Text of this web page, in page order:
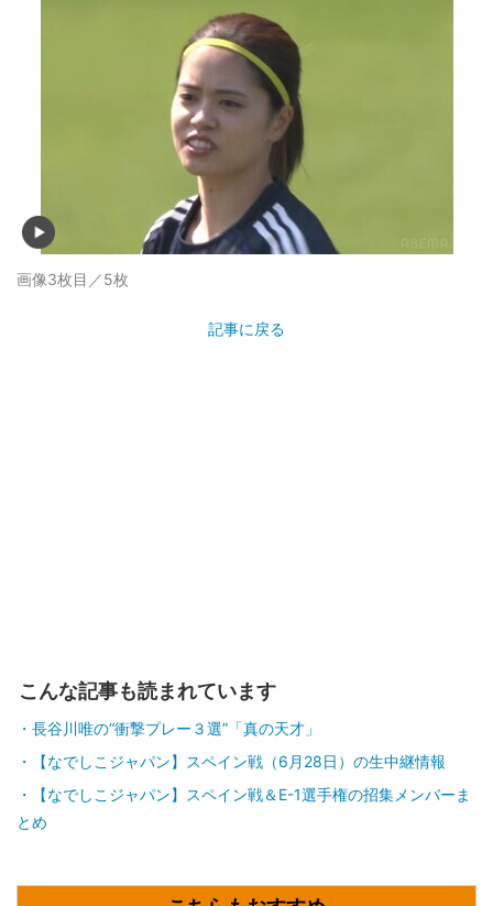
画像3枚目／5枚
記事に戻る
こんな記事も読まれています
長谷川唯の“衝撃プレー３選”「真の天才」
【なでしこジャパン】スペイン戦（6月28日）の生中継情報
【なでしこジャパン】スペイン戦＆E-1選手権の招集メンバーま
とめ